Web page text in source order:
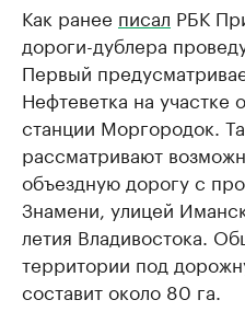
Как ранее писал РБК
дороги-дублера
Первый
Нефтеветка на участке
станции Моргородок.
рассматривают
объездную дорогу с
Знамени, улицей
летия Владивостока.
территории под
составит около 80 га.